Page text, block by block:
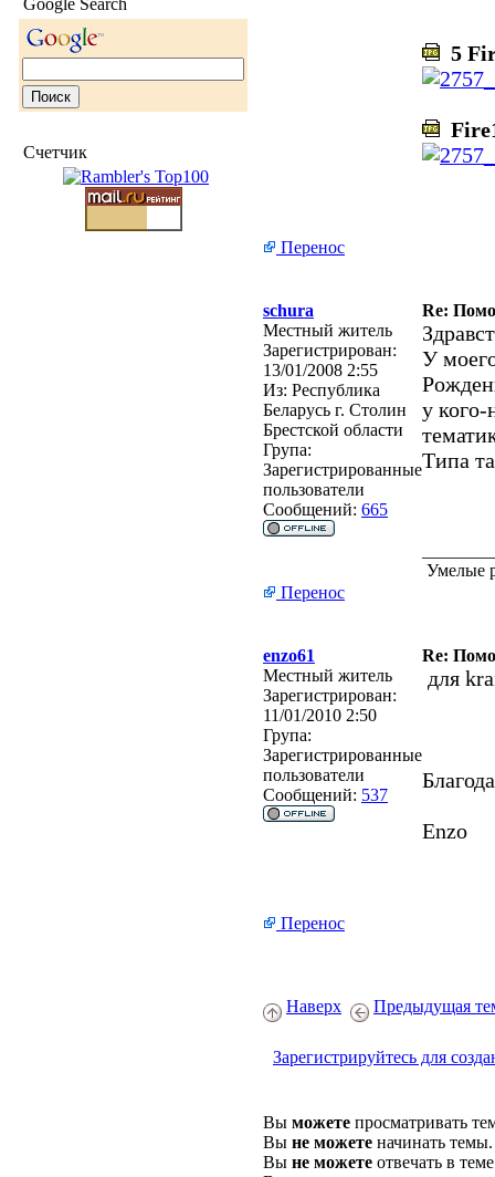
Google Search
Счетчик
5
Перенос
schura
Re:
Местный житель
Зарегистрирован:
13/01/2008 2:55
Из: Республика
Беларусь г. Столин
Брестской области
Група:
Зарегистрированные
пользователи
Сообщений: 665
У
у
Типа
Умелые
Перенос
enzo61
Re:
Местный житель
Зарегистрирован:
11/01/2010 2:50
Група:
Зарегистрированные
пользователи
Сообщений: 537
для
Enzo
Перенос
Наверх Предыдущая
Зарегистрируйтесь для
Вы можете просматривать
Вы не можете начинать темы.
Вы не можете отвечать в